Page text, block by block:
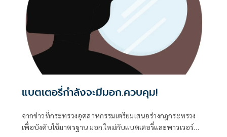
ทางวัฒนธรรมของประเทศสู่การยอมรับในระดับสากล
แบตเตอรี่กำลังจะมีมอก.ควบคุม!
จากข่าวที่กระทรวงอุตสาหกรรมเตรียมเสนอร่างกฎกระทรวง
เพื่อบังคับใช้มาตรฐาน มอก.ใหม่กับแบตเตอรี่และพาวเวอร์